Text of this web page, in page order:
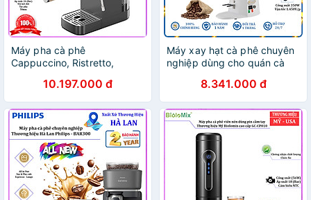
Máy pha cà phê
Cappuccino, Ristretto,
nghiệp. Thương hiệu Mỹ cao
cấp HiBREW - H13. Hàng
chính hãng
10.197.000 đ
Máy xay hạt cà phê chuyên
nghiệp dùng cho quán cà
suất 350W -Hàng Chính
Hãng
8.341.000 đ